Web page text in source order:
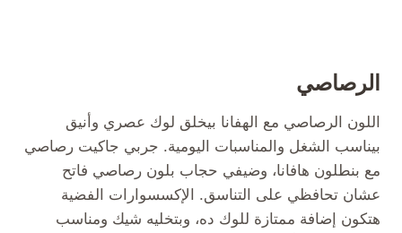
الرصاصي
اللون الرصاصي مع الهفانا بيخلق لوك عصري وأنيق
بيناسب الشغل والمناسبات اليومية. جربي جاكيت رصاصي
مع بنطلون هافانا، وضيفي حجاب بلون رصاصي فاتح
عشان تحافظي على التناسق. الإكسسوارات الفضية
هتكون إضافة ممتازة للوك ده، وبتخليه شيك ومناسب